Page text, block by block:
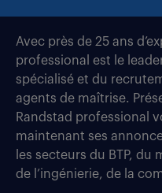
Avec près de 25 ans
professional est le
spécialisé et du
agents de maîtrise.
Randstad professional
maintenant ses
les secteurs du BTP, du
de l’ingénierie, de la